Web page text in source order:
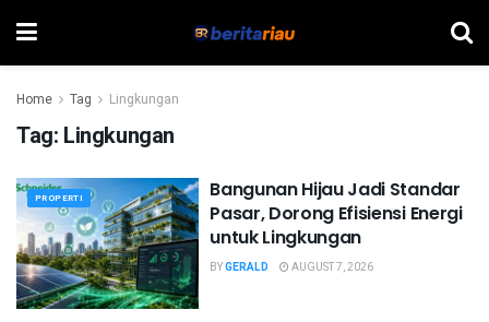
Home Tag Lingkungan
Tag: Lingkungan
PROPERTI
Bangunan Hijau Jadi Standar
Pasar, Dorong Efisiensi Energi
untuk Lingkungan
BYGERALD AUGUST 7, 2026